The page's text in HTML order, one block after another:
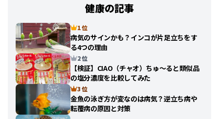
健康の記事
1 位
病気のサインかも？インコが片足立ちをす
る4つの理由
2 位
【検証】CIAO（チャオ）ちゅ〜ると類似品
の塩分濃度を比較してみた
3 位
金魚の泳ぎ方が変なのは病気？逆立ち病や
転覆病の原因と対策